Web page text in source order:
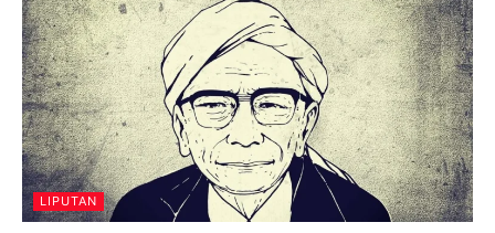
LIPUTAN